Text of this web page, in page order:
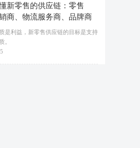
新零售的供应链：零售
商、物流服务商、品牌商
是利益，新零售供应链的目标是支持
。